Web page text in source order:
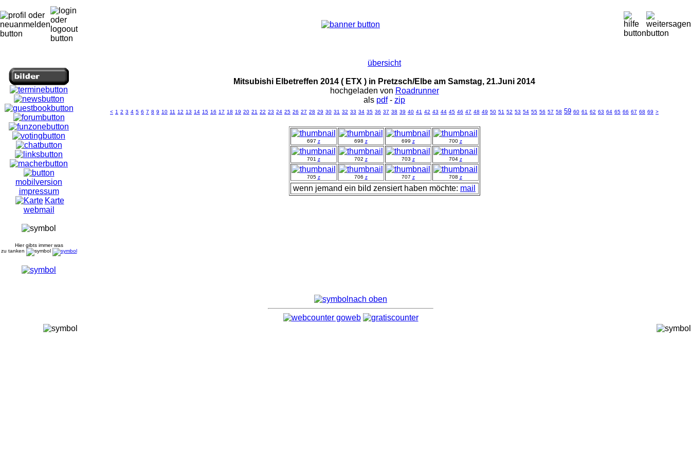
mobilversion
impressum
Karte
webmail
Hier gibts immer was
zu tanken
übersicht
Mitsubishi Elbetreffen 2014 ( ETX ) in Pretzsch/Elbe am Samstag, 21.Juni 2014
hochgeladen von Roadrunner
als pdf- zip
< 1 2 3 4 5 6 7 8 9 10 11 12 13 14 15 16 17 18 19 20 21 22 23 24 25 26 27 28 29 30 31 32 33 34 35 36 37 38 39 40 41 42 43 44 45 46 47 48 49 50 51 52 53 54 55 56 57 58 59 60 61 62 63 64 65 66 67 68 69 >
697 z 698 z 699 z 700 z
701 z 702 z 703 z 704 z
705 z 706 z 707 z 708 z
wenn jemand ein bild zensiert haben möchte: mail
nach oben